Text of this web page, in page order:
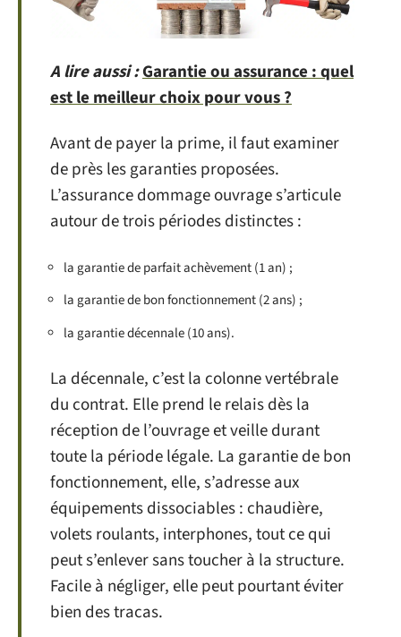
A lire aussi :Garantie ou assurance : quel
est le meilleur choix pour vous ?
Avant de payer la prime, il faut examiner
de près les garanties proposées.
L’assurance dommage ouvrage s’articule
autour de trois périodes distinctes :
la garantie de parfait achèvement (1 an) ;
la garantie de bon fonctionnement (2 ans) ;
la garantie décennale (10 ans).
La décennale, c’est la colonne vertébrale
du contrat. Elle prend le relais dès la
réception de l’ouvrage et veille durant
toute la période légale. La garantie de bon
fonctionnement, elle, s’adresse aux
équipements dissociables : chaudière,
volets roulants, interphones, tout ce qui
peut s’enlever sans toucher à la structure.
Facile à négliger, elle peut pourtant éviter
bien des tracas.